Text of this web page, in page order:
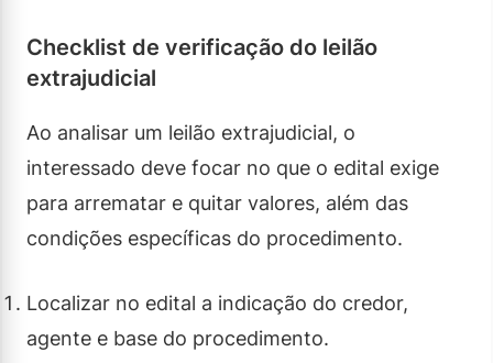
Checklist de verificação do leilão
extrajudicial
Ao analisar um leilão extrajudicial, o
interessado deve focar no que o edital exige
para arrematar e quitar valores, além das
condições específicas do procedimento.
Localizar no edital a indicação do credor,
agente e base do procedimento.